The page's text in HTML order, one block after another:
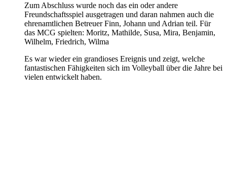
Zum Abschluss wurde noch das ein oder andere
Freundschaftsspiel ausgetragen und daran nahmen auch die
ehrenamtlichen Betreuer Finn, Johann und Adrian teil. Für
das MCG spielten: Moritz, Mathilde, Susa, Mira, Benjamin,
Wilhelm, Friedrich, Wilma
Es war wieder ein grandioses Ereignis und zeigt, welche
fantastischen Fähigkeiten sich im Volleyball über die Jahre bei
vielen entwickelt haben.